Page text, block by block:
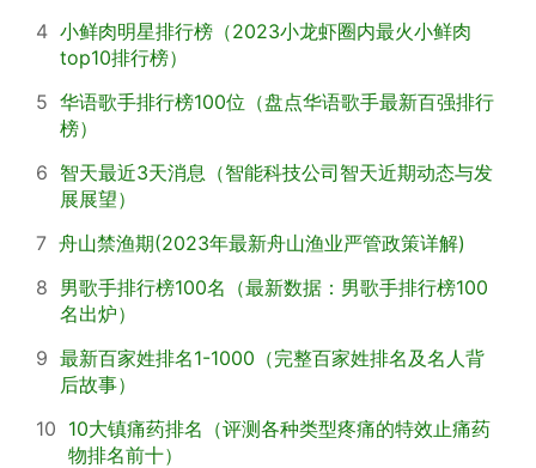
4 小鲜肉明星排行榜（2023小龙虾圈内最火小鲜肉
top10排行榜）
5 华语歌手排行榜100位（盘点华语歌手最新百强排行
榜）
6 智天最近3天消息（智能科技公司智天近期动态与发
展展望）
7 舟山禁渔期(2023年最新舟山渔业严管政策详解)
8 男歌手排行榜100名（最新数据：男歌手排行榜100
名出炉）
9 最新百家姓排名1-1000（完整百家姓排名及名人背
后故事）
10 10大镇痛药排名（评测各种类型疼痛的特效止痛药
物排名前十）